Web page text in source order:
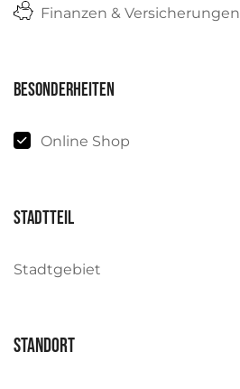
Finanzen & Versicherungen
Besonderheiten
Online Shop
Stadtteil
Stadtgebiet
Standort